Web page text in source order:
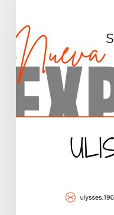
y
Resiliencia